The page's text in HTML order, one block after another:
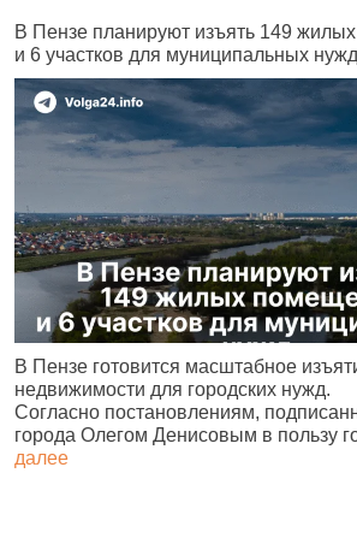
В Пензе планируют изъять 149
и 6 участков для муниципальных нужд
В Пензе готовится масштабное
недвижимости для городских нужд.
Согласно постановлениям,
города Олегом Денисовым в пользу
далее